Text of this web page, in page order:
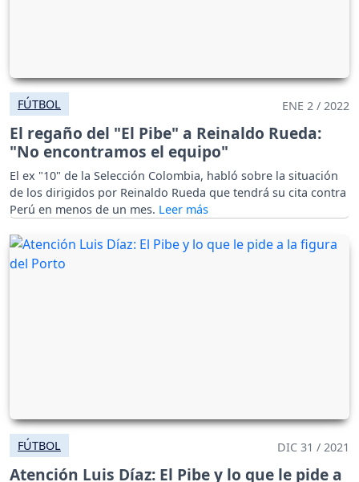
FÚTBOL ENE 2 / 2022
El regaño del "El Pibe" a Reinaldo Rueda:
"No encontramos el equipo"
El ex "10" de la Selección Colombia, habló sobre la situación
de los dirigidos por Reinaldo Rueda que tendrá su cita contra
Perú en menos de un mes.
FÚTBOL DIC 31 / 2021
Atención Luis Díaz: El Pibe y lo que le pide a